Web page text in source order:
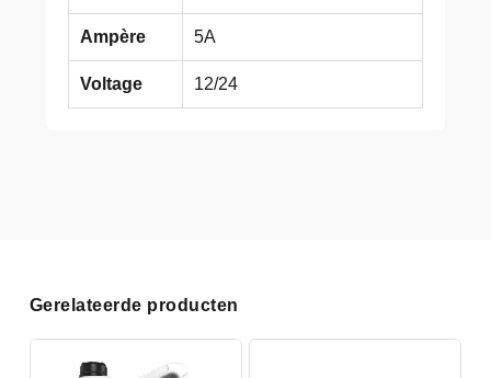
Ampère 5A
Voltage 12/24
Gerelateerde producten